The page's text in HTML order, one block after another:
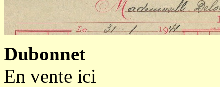
Dubonnet
En vente ici